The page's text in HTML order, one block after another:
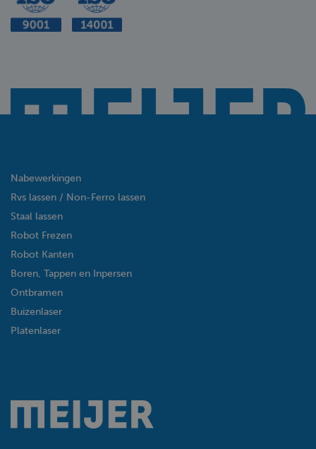
Nabewerkingen
Rvs lassen / Non-Ferro lassen
Staal lassen
Robot Frezen
Robot Kanten
Boren, Tappen en Inpersen
Ontbramen
Buizenlaser
Platenlaser